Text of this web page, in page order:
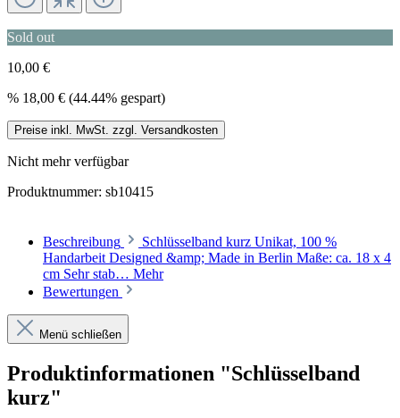
Sold out
10,00 €
% 18,00 € (44.44% gespart)
Preise inkl. MwSt. zzgl. Versandkosten
Nicht mehr verfügbar
Produktnummer: sb10415
Beschreibung
Schlüsselband kurz Unikat, 100 %
Handarbeit Designed &amp; Made in Berlin Maße: ca. 18 x 4
cm Sehr stab… Mehr
Bewertungen
Menü schließen
Produktinformationen "Schlüsselband
kurz"